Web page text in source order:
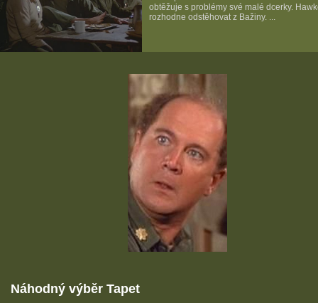
obtěžuje s problémy své malé dcerky.
rozhodne odstěhovat z Bažiny. ...
Náhodný výběr Tapet